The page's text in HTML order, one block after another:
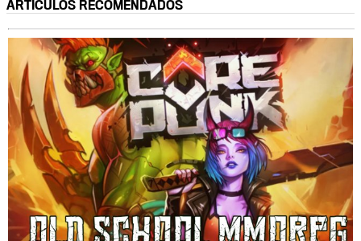
ARTÍCULOS RECOMENDADOS